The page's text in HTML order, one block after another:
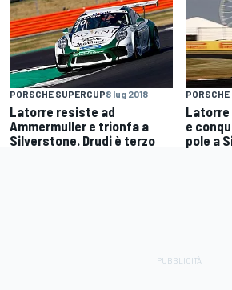
PORSCHE SUPERCUP8 lug 2018
Latorre resiste ad
Ammermuller e trionfa a
Silverstone. Drudi è terzo
Latorre
e
pole a